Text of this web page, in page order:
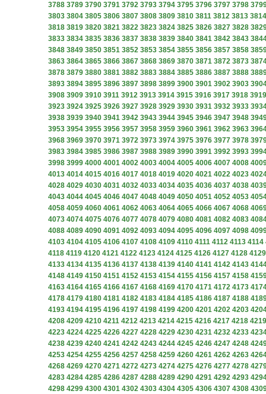
3788 3789 3790 3791 3792 3793 3794 3795 3796 3797 3798
3803 3804 3805 3806 3807 3808 3809 3810 3811 3812 3813 3814
3818 3819 3820 3821 3822 3823 3824 3825 3826 3827 3828
3833 3834 3835 3836 3837 3838 3839 3840 3841 3842 3843
3848 3849 3850 3851 3852 3853 3854 3855 3856 3857 3858
3863 3864 3865 3866 3867 3868 3869 3870 3871 3872 3873
3878 3879 3880 3881 3882 3883 3884 3885 3886 3887 3888
3893 3894 3895 3896 3897 3898 3899 3900 3901 3902 3903
3908 3909 3910 3911 3912 3913 3914 3915 3916 3917 3918 3919
3923 3924 3925 3926 3927 3928 3929 3930 3931 3932 3933
3938 3939 3940 3941 3942 3943 3944 3945 3946 3947 3948
3953 3954 3955 3956 3957 3958 3959 3960 3961 3962 3963
3968 3969 3970 3971 3972 3973 3974 3975 3976 3977 3978
3983 3984 3985 3986 3987 3988 3989 3990 3991 3992 3993
3998 3999 4000 4001 4002 4003 4004 4005 4006 4007 4008
4013 4014 4015 4016 4017 4018 4019 4020 4021 4022 4023
4028 4029 4030 4031 4032 4033 4034 4035 4036 4037 4038
4043 4044 4045 4046 4047 4048 4049 4050 4051 4052 4053
4058 4059 4060 4061 4062 4063 4064 4065 4066 4067 4068
4073 4074 4075 4076 4077 4078 4079 4080 4081 4082 4083
4088 4089 4090 4091 4092 4093 4094 4095 4096 4097 4098
4103 4104 4105 4106 4107 4108 4109 4110 4111 4112 4113 4114
4118 4119 4120 4121 4122 4123 4124 4125 4126 4127 4128 4129
4133 4134 4135 4136 4137 4138 4139 4140 4141 4142 4143
4148 4149 4150 4151 4152 4153 4154 4155 4156 4157 4158
4163 4164 4165 4166 4167 4168 4169 4170 4171 4172 4173
4178 4179 4180 4181 4182 4183 4184 4185 4186 4187 4188
4193 4194 4195 4196 4197 4198 4199 4200 4201 4202 4203
4208 4209 4210 4211 4212 4213 4214 4215 4216 4217 4218 4219
4223 4224 4225 4226 4227 4228 4229 4230 4231 4232 4233
4238 4239 4240 4241 4242 4243 4244 4245 4246 4247 4248
4253 4254 4255 4256 4257 4258 4259 4260 4261 4262 4263
4268 4269 4270 4271 4272 4273 4274 4275 4276 4277 4278
4283 4284 4285 4286 4287 4288 4289 4290 4291 4292 4293
4298 4299 4300 4301 4302 4303 4304 4305 4306 4307 4308